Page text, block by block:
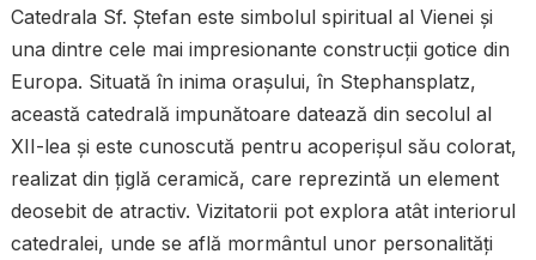
Catedrala Sf. Ștefan este simbolul spiritual al Vienei și
una dintre cele mai impresionante construcții gotice din
Europa. Situată în inima orașului, în Stephansplatz,
această catedrală impunătoare datează din secolul al
XII-lea și este cunoscută pentru acoperișul său colorat,
realizat din țiglă ceramică, care reprezintă un element
deosebit de atractiv. Vizitatorii pot explora atât interiorul
catedralei, unde se află mormântul unor personalități